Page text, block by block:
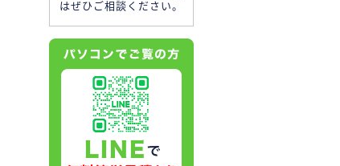
はぜひご相談ください。